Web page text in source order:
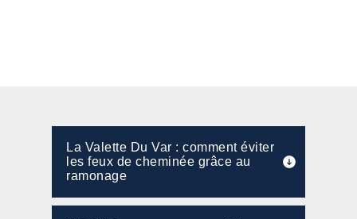
La Valette Du Var : comment éviter
les feux de cheminée grâce au
ramonage